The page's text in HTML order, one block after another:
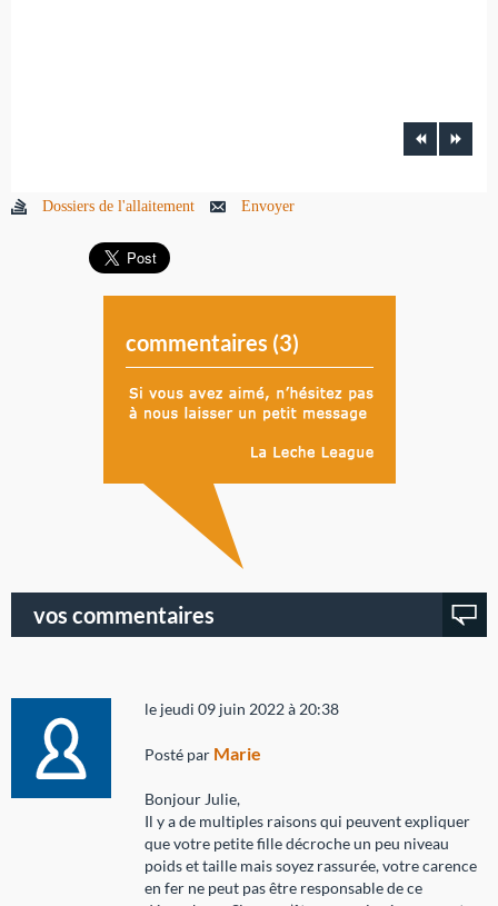
Dossiers de l'allaitement Envoyer
commentaires (3)
vos commentaires
le jeudi 09 juin 2022 à 20:38
Posté par Marie
Bonjour Julie,
Il y a de multiples raisons qui peuvent expliquer
que votre petite fille décroche un peu niveau
poids et taille mais soyez rassurée, votre carence
en fer ne peut pas être responsable de ce